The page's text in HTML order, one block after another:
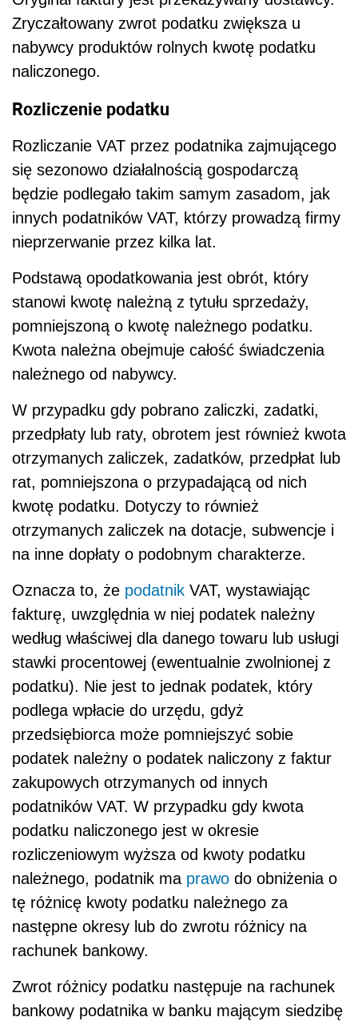
Zryczałtowany zwrot podatku zwiększa u
nabywcy produktów rolnych kwotę podatku
naliczonego.
Rozliczenie podatku
Rozliczanie VAT przez podatnika zajmującego
się sezonowo działalnością gospodarczą
będzie podlegało takim samym zasadom, jak
innych podatników VAT, którzy prowadzą firmy
nieprzerwanie przez kilka lat.
Podstawą opodatkowania jest obrót, który
stanowi kwotę należną z tytułu sprzedaży,
pomniejszoną o kwotę należnego podatku.
Kwota należna obejmuje całość świadczenia
należnego od nabywcy.
W przypadku gdy pobrano zaliczki, zadatki,
przedpłaty lub raty, obrotem jest również kwota
otrzymanych zaliczek, zadatków, przedpłat lub
rat, pomniejszona o przypadającą od nich
kwotę podatku. Dotyczy to również
otrzymanych zaliczek na dotacje, subwencje i
na inne dopłaty o podobnym charakterze.
Oznacza to, że podatnik VAT, wystawiając
fakturę, uwzględnia w niej podatek należny
według właściwej dla danego towaru lub usługi
stawki procentowej (ewentualnie zwolnionej z
podatku). Nie jest to jednak podatek, który
podlega wpłacie do urzędu, gdyż
przedsiębiorca może pomniejszyć sobie
podatek należny o podatek naliczony z faktur
zakupowych otrzymanych od innych
podatników VAT. W przypadku gdy kwota
podatku naliczonego jest w okresie
rozliczeniowym wyższa od kwoty podatku
należnego, podatnik ma prawo do obniżenia o
tę różnicę kwoty podatku należnego za
następne okresy lub do zwrotu różnicy na
rachunek bankowy.
Zwrot różnicy podatku następuje na rachunek
bankowy podatnika w banku mającym siedzibę